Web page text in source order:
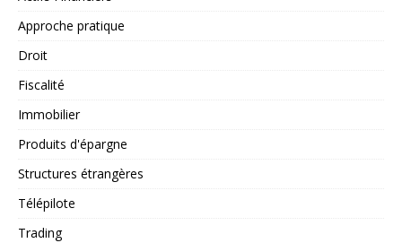
Approche pratique
Droit
Fiscalité
Immobilier
Produits d'épargne
Structures étrangères
Télépilote
Trading